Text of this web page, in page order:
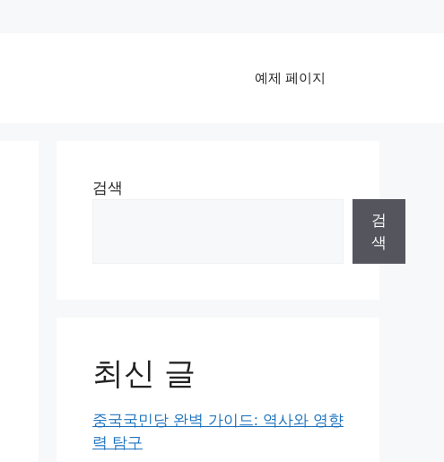
예제 페이지
검색
검
색
최신 글
중국국민당 완벽 가이드: 역사와 영향
력 탐구